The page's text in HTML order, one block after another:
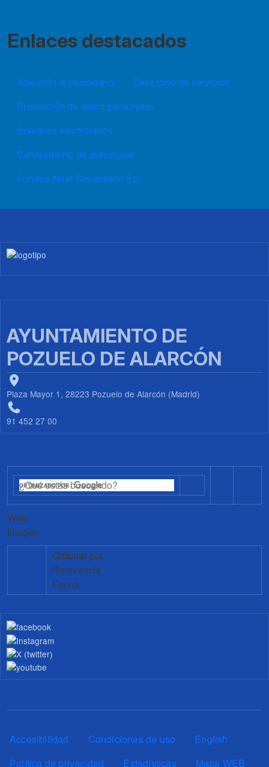
Enlaces destacados
Atención al ciudadano
Directorio de servicios
Protección de datos personales
Boletines electrónicos
Canal interno de denuncias
Fondos Next Generation EU
Imagen
AYUNTAMIENTO DE
POZUELO DE ALARCÓN
Plaza Mayor 1, 28223 Pozuelo de Alarcón (Madrid)
91 452 27 00
Web
Imagen
Ordenar por
Relevancia
Fecha
Pie de página
Accesibilidad Condiciones de uso
English
Política de privacidad
Estadísticas Mapa WEB